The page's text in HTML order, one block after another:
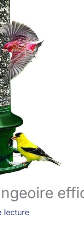
lecture